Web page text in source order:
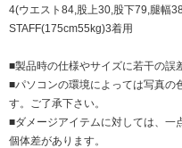
4(ウエスト84,股上30,股下79,腿幅
STAFF(175cm55kg)3着用
■製品時の仕様やサイズに若干の誤
■パソコンの環境によっては写真の
す。ご了承下さい。
■ダメージアイテムに対しては、一
個体差があります。